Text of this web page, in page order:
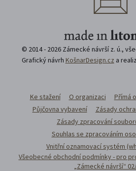
© 2014 - 2026 Zámecké návrší z. ú.,
Grafický návrh KošnarDesign.cz a
Ke stažení O organizaci
Přímá
Půjčovna vybavení
Zásady
Zásady zpracování
Souhlas se zpracováním
Vnitřní oznamovací systém
Všeobecné obchodní podmínky - pro
„Zámecké návrší“